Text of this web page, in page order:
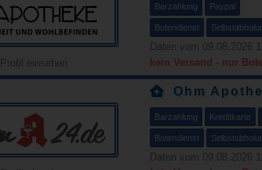
Profil einsehen
Barzahlung Paypal
Botendienst
Daten vom 09.08.2026
kein Versand - nur
Ohm
Barzahlung Kreditkarte
Botendienst
Daten vom 09.08.2026